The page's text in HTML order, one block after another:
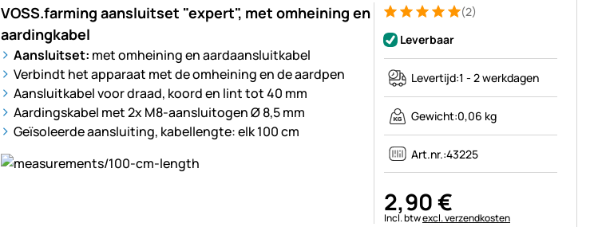
VOSS.farming aansluitset "expert", met omheining en
aardingkabel
Aansluitset: met omheining en aardaansluitkabel
Verbindt het apparaat met de omheining en de aardpen
Aansluitkabel voor draad, koord en lint tot 40 mm
Aardingskabel met 2x M8-aansluitogen Ø 8,5 mm
Geïsoleerde aansluiting, kabellengte: elk 100 cm
Beoordeling: 5 van 5 (2 beoordelingen)
2 Bewertungen (2)
Leverbaar
Levertijd:1 - 2 werkdagen
Gewicht:0,06 kg
Art.nr.:43225
2,90€
Belastinginformatie:
Incl. btwexcl. verzendkosten